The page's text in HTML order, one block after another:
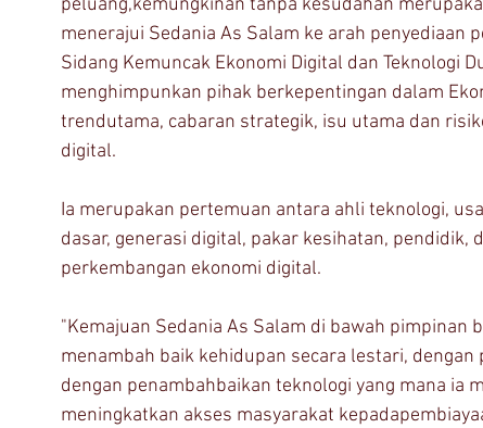
peluang,kemungkinan tanpa kesudahan
menerajui Sedania As Salam ke arah penyediaan
Sidang Kemuncak Ekonomi Digital dan Teknologi
menghimpunkan pihak berkepentingan dalam
trendutama, cabaran strategik, isu utama dan
digital.
Ia merupakan pertemuan antara ahli teknologi,
dasar, generasi digital, pakar kesihatan, pendidik,
perkembangan ekonomi digital.
"Kemajuan Sedania As Salam di bawah
menambah baik kehidupan secara lestari,
dengan penambahbaikan teknologi yang mana ia
meningkatkan akses masyarakat